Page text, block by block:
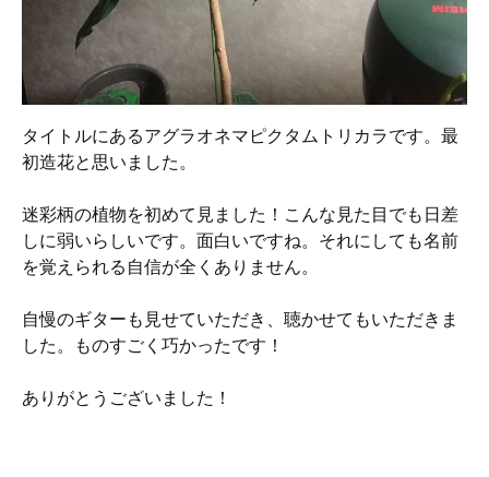
タイトルにあるアグラオネマピクタムトリカラです。最
初造花と思いました。
迷彩柄の植物を初めて見ました！こんな見た目でも日差
しに弱いらしいです。面白いですね。それにしても名前
を覚えられる自信が全くありません。
自慢のギターも見せていただき、聴かせてもいただきま
した。ものすごく巧かったです！
ありがとうございました！